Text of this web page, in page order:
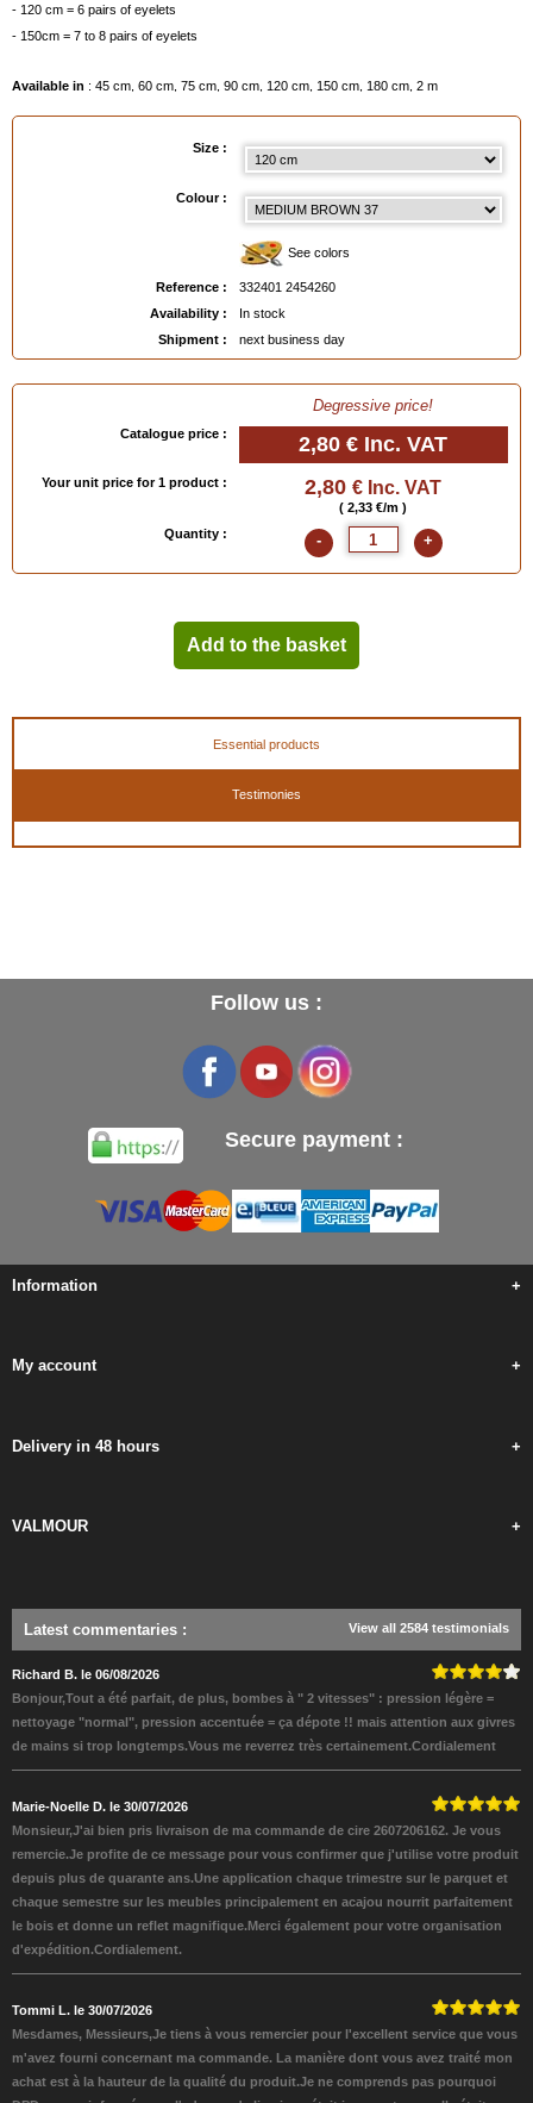
- 120 cm = 6 pairs of eyelets
- 150cm = 7 to 8 pairs of eyelets
Available in : 45 cm, 60 cm, 75 cm, 90 cm, 120 cm, 150 cm, 180 cm, 2 m
Size :
Colour :
See colors
Reference :
332401 2454260
Availability :
In stock
Shipment :
next business day
Degressive price!
Catalogue price : 2,80 € Inc. VAT
Your unit price for 1 product : 2,80 € Inc. VAT
( 2,33 €/m )
Quantity :
- +
Add to the basket
Essential products
Testimonies
Follow us :
Secure payment :
Information +
My account +
Delivery in 48 hours +
VALMOUR +
Latest commentaries : View all 2584 testimonials
Richard B. le 06/08/2026
Bonjour,Tout a été parfait, de plus, bombes à " 2 vitesses" : pression légère =
nettoyage "normal", pression accentuée = ça dépote !! mais attention aux givres
de mains si trop longtemps.Vous me reverrez très certainement.Cordialement
Marie-Noelle D. le 30/07/2026
Monsieur,J'ai bien pris livraison de ma commande de cire 2607206162. Je vous
remercie.Je profite de ce message pour vous confirmer que j'utilise votre produit
depuis plus de quarante ans.Une application chaque trimestre sur le parquet et
chaque semestre sur les meubles principalement en acajou nourrit parfaitement
le bois et donne un reflet magnifique.Merci également pour votre organisation
d'expédition.Cordialement.
Tommi L. le 30/07/2026
Mesdames, Messieurs,Je tiens à vous remercier pour l'excellent service que vous
m'avez fourni concernant ma commande. La manière dont vous avez traité mon
achat est à la hauteur de la qualité du produit.Je ne comprends pas pourquoi